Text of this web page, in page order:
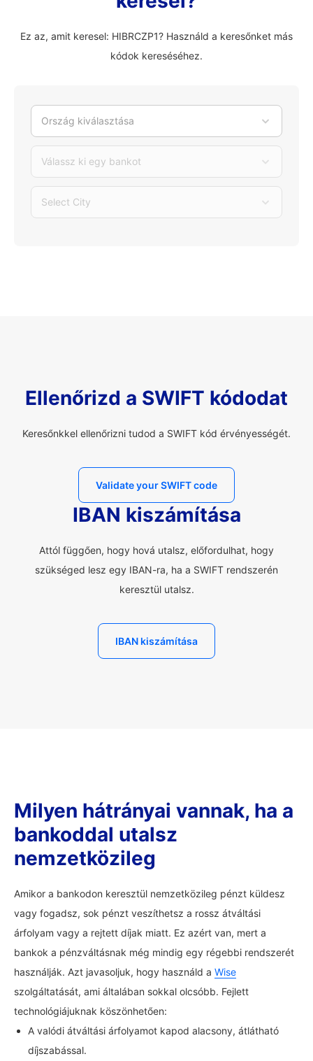
Ez az, amit keresel: HIBRCZP1? Használd a keresőnket más
kódok kereséséhez.
Ország kiválasztása
Válassz ki egy bankot
Select City
Ellenőrizd a SWIFT kódodat
Keresőnkkel ellenőrizni tudod a SWIFT kód érvényességét.
Validate your SWIFT code
IBAN kiszámítása
Attól függően, hogy hová utalsz, előfordulhat, hogy
szükséged lesz egy IBAN-ra, ha a SWIFT rendszerén
keresztül utalsz.
IBAN kiszámítása
Milyen hátrányai vannak, ha a
bankoddal utalsz
nemzetközileg
Amikor a bankodon keresztül nemzetközileg pénzt küldesz
vagy fogadsz, sok pénzt veszíthetsz a rossz átváltási
árfolyam vagy a rejtett díjak miatt. Ez azért van, mert a
bankok a pénzváltásnak még mindig egy régebbi rendszerét
használják. Azt javasoljuk, hogy használd a Wise
szolgáltatását, ami általában sokkal olcsóbb. Fejlett
technológiájuknak köszönhetően:
A valódi átváltási árfolyamot kapod alacsony, átlátható
díjszabással.